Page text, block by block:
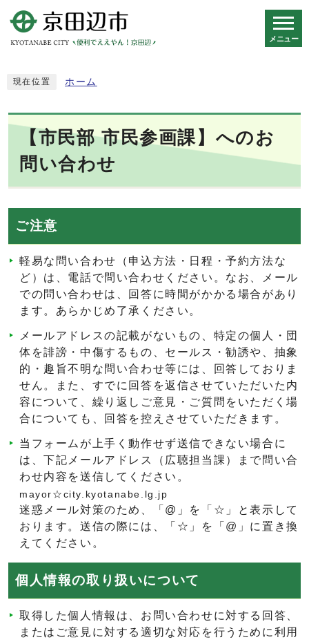
メニュー
現在位置 ホーム
【市民部 市民参画課】へのお
問い合わせ
ご注意
軽易な問い合わせ（申込方法・日程・予約方法な
ど）は、電話で問い合わせください。なお、メール
での問い合わせは、回答に時間がかかる場合があり
ます。あらかじめ了承ください。
メールアドレスの記載がないもの、特定の個人・団
体を誹謗・中傷するもの、セールス・勧誘や、抽象
的・趣旨不明な問い合わせ等には、回答しておりま
せん。また、すでに回答を返信させていただいた内
容について、繰り返しご意見・ご質問をいただく場
合についても、回答を控えさせていただきます。
当フォームが上手く動作せず送信できない場合に
は、下記メールアドレス（広聴担当課）まで問い合
わせ内容を送信してください。
mayor☆city.kyotanabe.lg.jp
迷惑メール対策のため、「@」を「☆」と表示して
おります。送信の際には、「☆」を「@」に置き換
えてください。
個人情報の取り扱いについて
取得した個人情報は、お問い合わせに対する回答、
またはご意見に対する適切な対応を行うために利用